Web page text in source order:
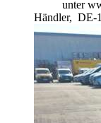
unter
Händler, DE-